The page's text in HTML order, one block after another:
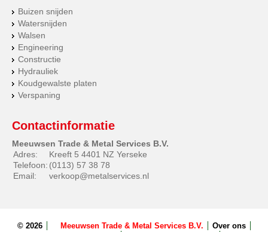
Buizen snijden
Watersnijden
Walsen
Engineering
Constructie
Hydrauliek
Koudgewalste platen
Verspaning
Contactinformatie
Meeuwsen Trade & Metal Services B.V.
Adres:
Kreeft 5 4401 NZ Yerseke
Telefoon: (0113) 57 38 78
Email:
verkoop@metalservices.nl
© 2026 Meeuwsen Trade & Metal Services B.V.
Over ons